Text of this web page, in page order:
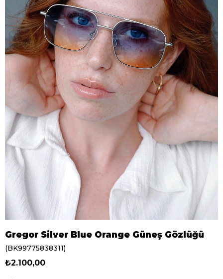
Gregor Silver Blue Orange Güneş Gözlüğü
(BK99775838311)
₺2.100,00